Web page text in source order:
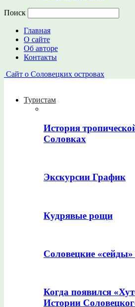
Поиск
Главная
О сайте
Об авторе
Контакты
Сайт о Соловецких островах
Туристам
История
Соловках
Экскурсии График
Кудрявые рощи
Соловецкие
Когда появился
Истории